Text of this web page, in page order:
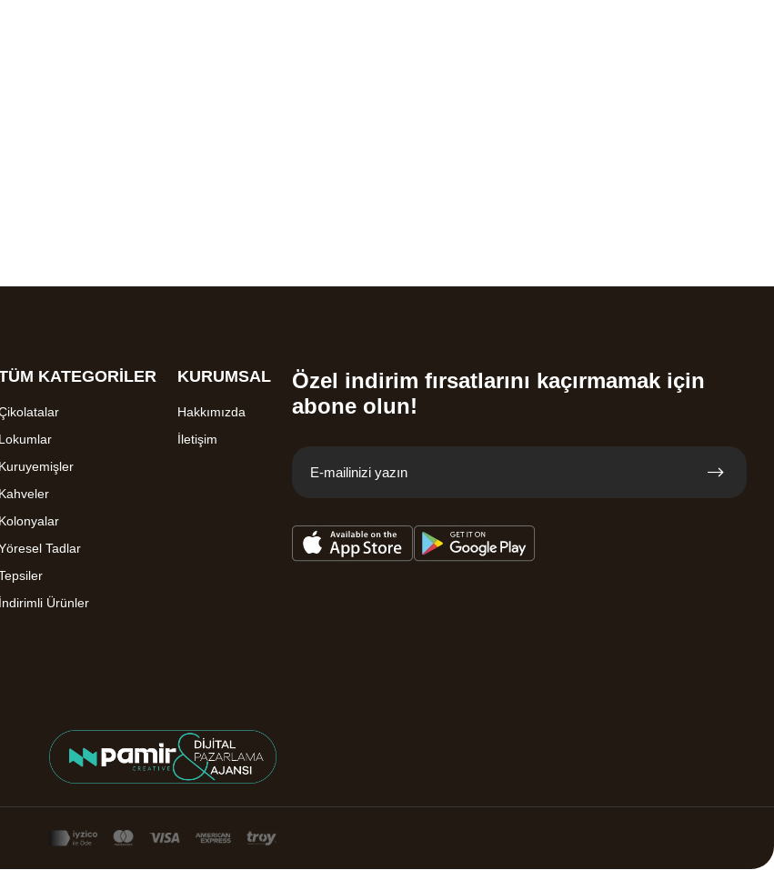
KATEGORİLER
Lokumlar
Kuruyemişler
Kahveler
Kolonyalar
Tadlar
İndirimli Ürünler
KURUMSAL
Hakkımızda
İletişim
Özel indirim fırsatlarını kaçırmamak için
abone olun!